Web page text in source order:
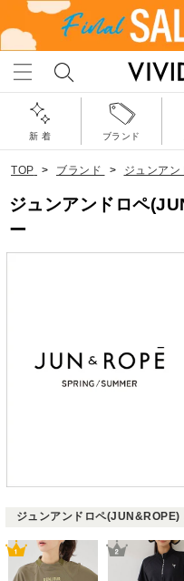
新 着 ブランド
TOP > ブランド > ジュンア
ジュンアンドロペ
ー
ジュンアンドロペ